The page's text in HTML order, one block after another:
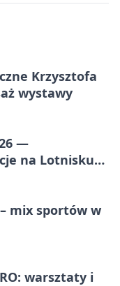
Krzysztofa
wystawy
—
na Lotnisku
mix sportów w
warsztaty i